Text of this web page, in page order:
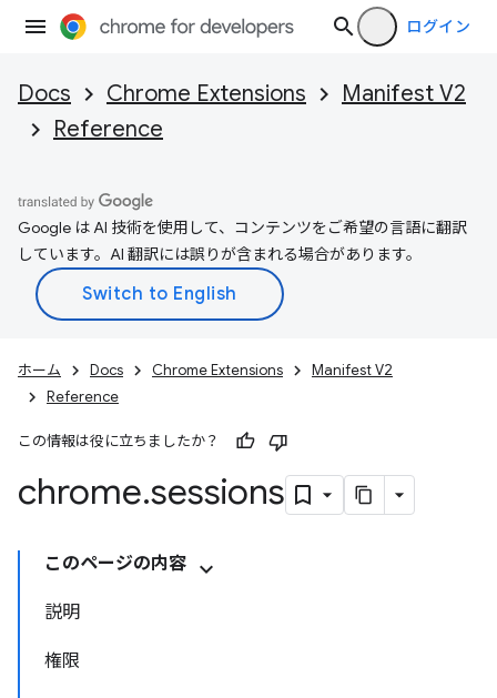
ログイン
Docs Chrome Extensions
Manifest V2
Reference
Google は AI 技術を使用して、コンテンツをご希望の言語に翻訳
しています。AI 翻訳には誤りが含まれる場合があります。
ホーム Docs Chrome Extensions
Manifest V2
Reference
この情報は役に立ちましたか？
chrome.sessions
このページの内容
説明
権限